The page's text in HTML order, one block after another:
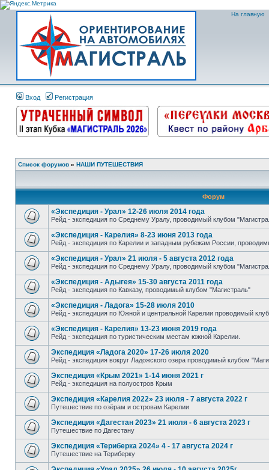
На главную
Вход Регистрация
Список форумов » НАШИ ПУТЕШЕСТВИЯ
Форум
«Экспедиция - Урал» 12-26 июля 2014 года
Рейд - экспедиция по Среднему Уралу, проводимый клубом
«Экспедиция - Карелия» 8-23 июня 2013 года
Рейд - экспедиция по Карелии и западным рубежам России,
«Экспедиция - Урал» 21 июля - 5 августа 2012 года
Рейд - экспедиция по Среднему Уралу, проводимый клубом
«Экспедиция - Адыгея» 15-30 августа 2011 года
Рейд - экспедиция по Кавказу, проводимый клубом "Магистраль"
«Экспедиция - Ладога» 15-28 июля 2010
Рейд - экспедиция по Южной и центральной Карелии проводимый
«Экспедиция - Карелия» 13-23 июня 2019 года
Рейд - экспедиция по туристическим местам южной Карелии.
Экспедиция «Ладога 2020» 17-26 июля 2020
Рейд - экспедиция вокруг Ладожского озера проводимый клубом
Экспедиция «Крым 2021» 1-14 июня 2021 г
Рейд - экспедиция на полуостров Крым
Экспедиция «Карелия 2022» 23 июля - 7 августа 2022 г
Путешествие по озёрам и островам Карелии
Экспедиция «Дагестан 2023» 21 июля - 6 августа 2023 г
Путешествие по Дагестану
Экспедиция «Териберка 2024» 4 - 17 августа 2024 г
Путешествие на Териберку